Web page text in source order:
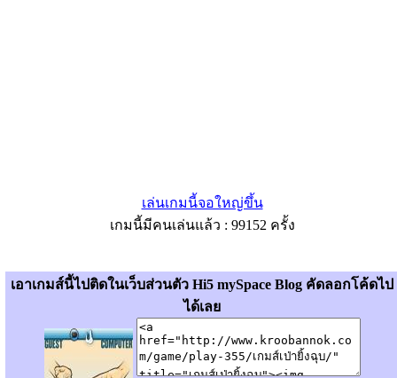
เล่นเกมนี้จอใหญ่ขึ้น
เกมนี้มีคนเล่นแล้ว : 99152 ครั้ง
เอาเกมส์นี้ไปติดในเว็บส่วนตัว Hi5 mySpace Blog คัดลอกโค้ดไป
ได้เลย